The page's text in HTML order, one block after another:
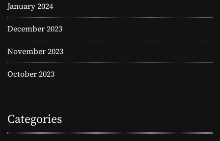
January 2024
December 2023
November 2023
October 2023
Categories